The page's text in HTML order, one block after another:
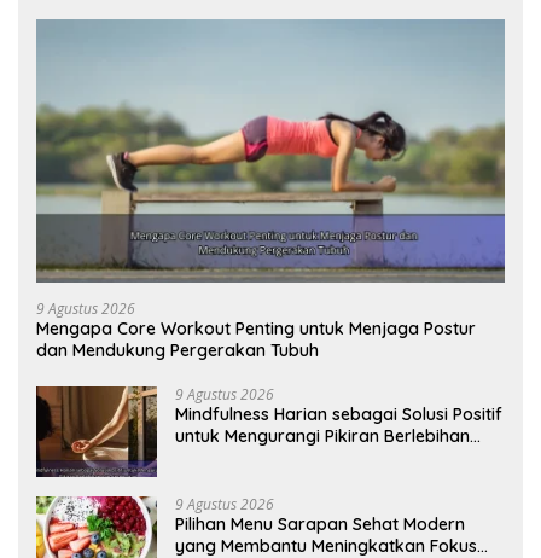
9 Agustus 2026
Mengapa Core Workout Penting untuk Menjaga Postur
dan Mendukung Pergerakan Tubuh
9 Agustus 2026
Mindfulness Harian sebagai Solusi Positif
untuk Mengurangi Pikiran Berlebihan
9 Agustus 2026
Pilihan Menu Sarapan Sehat Modern
yang Membantu Meningkatkan Fokus